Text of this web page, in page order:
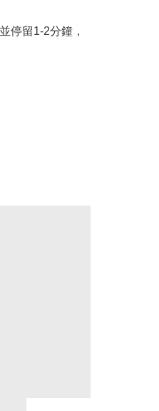
停留1-2分鐘，